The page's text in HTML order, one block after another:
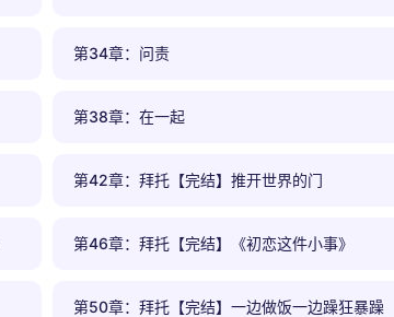
第34章：问责
第38章：在一起
第42章：拜托【完结】推开世界的门
第46章：拜托【完结】《初恋这件小事》
第50章：拜托【完结】一边做饭一边躁狂暴躁